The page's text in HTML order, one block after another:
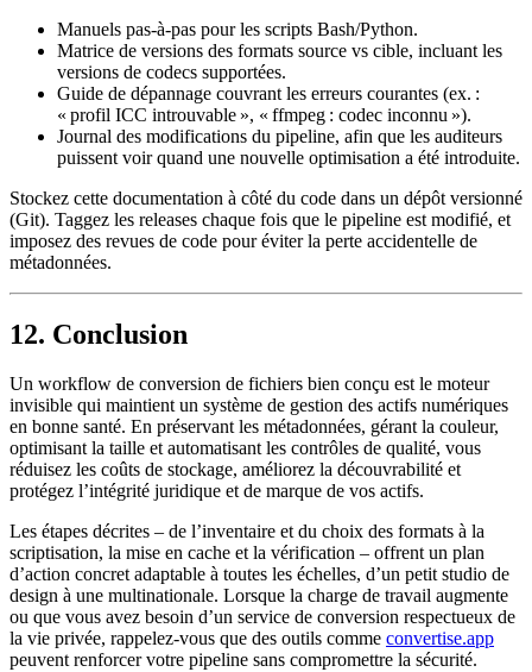
Manuels pas‑à‑pas pour les scripts Bash/Python.
Matrice de versions des formats source vs cible, incluant les
versions de codecs supportées.
Guide de dépannage couvrant les erreurs courantes (ex. :
« profil ICC introuvable », « ffmpeg : codec inconnu »).
Journal des modifications du pipeline, afin que les auditeurs
puissent voir quand une nouvelle optimisation a été introduite.
Stockez cette documentation à côté du code dans un dépôt versionné
(Git). Taggez les releases chaque fois que le pipeline est modifié, et
imposez des revues de code pour éviter la perte accidentelle de
métadonnées.
12. Conclusion
Un workflow de conversion de fichiers bien conçu est le moteur
invisible qui maintient un système de gestion des actifs numériques
en bonne santé. En préservant les métadonnées, gérant la couleur,
optimisant la taille etautomatisant les contrôles de qualité, vous
réduisez les coûts de stockage, améliorez la découvrabilité et
protégez l’intégrité juridique et de marque de vos actifs.
Les étapes décrites – de l’inventaire et du choix des formats à la
scriptisation, la mise en cache et la vérification – offrent un plan
d’action concret adaptable à toutes les échelles, d’un petit studio de
design à une multinationale. Lorsque la charge de travail augmente
ou que vous avez besoin d’un service de conversion respectueux de
la vie privée, rappelez‑vous que des outils comme convertise.app
peuvent renforcer votre pipeline sans compromettre la sécurité.